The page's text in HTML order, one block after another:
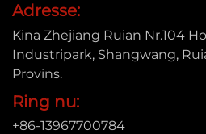
Adresse:
Kina Zhejiang Ruian Nr.104
Industripark, Shangwang,
Provins.
Ring nu:
+86-13967700784